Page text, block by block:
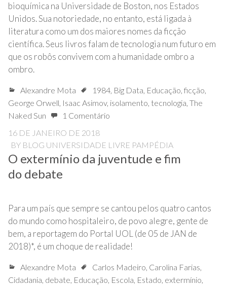
bioquímica na Universidade de Boston, nos Estados
Unidos. Sua notoriedade, no entanto, está ligada à
literatura como um dos maiores nomes da ficção
científica. Seus livros falam de tecnologia num futuro em
que os robôs convivem com a humanidade ombro a
ombro.
Alexandre Mota 1984, Big Data, Educação, ficção,
George Orwell, Isaac Asimov, isolamento, tecnologia, The
Naked Sun
1 Comentário
16 DE JANEIRO DE 2018
BY BLOG UNIVERSIDADE LIVRE PAMPÉDIA
O extermínio da juventude e fim
do debate
Para um país que sempre se cantou pelos quatro cantos
do mundo como hospitaleiro, de povo alegre, gente de
bem, a reportagem do Portal UOL (de 05 de JAN de
2018)*, é um choque de realidade!
Alexandre Mota Carlos Madeiro, Carolina Farias,
Cidadania, debate, Educação, Escola, Estado, extermínio,